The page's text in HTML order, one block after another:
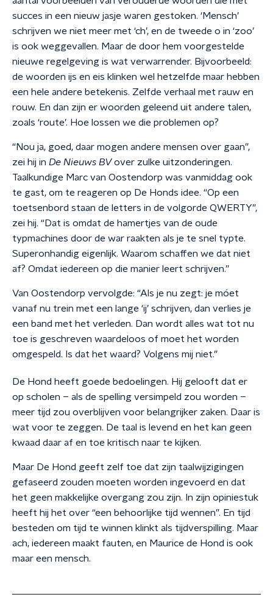
succes in een nieuw jasje waren gestoken. ‘Mensch’
schrijven we niet meer met ‘ch’, en de tweede o in ‘zoo’
is ook weggevallen. Maar de door hem voorgestelde
nieuwe regelgeving is wat verwarrender. Bijvoorbeeld:
de woorden ijs en eis klinken wel hetzelfde maar hebben
een hele andere betekenis. Zelfde verhaal met rauw en
rouw. En dan zijn er woorden geleend uit andere talen,
zoals ‘route’. Hoe lossen we die problemen op?
“Nou ja, goed, daar mogen andere mensen over gaan”,
zei hij in De Nieuws BVover zulke uitzonderingen.
Taalkundige Marc van Oostendorp was vanmiddag ook
te gast, om te reageren op De Honds idee. “Op een
toetsenbord staan de letters in de volgorde QWERTY”,
zei hij. “Dat is omdat de hamertjes van de oude
typmachines door de war raakten als je te snel typte.
Superonhandig eigenlijk. Waarom schaffen we dat niet
af? Omdat iedereen op die manier leert schrijven.”
Van Oostendorp vervolgde: “Als je nu zegt: je móet
vanaf nu trein met een lange ‘ij’ schrijven, dan verlies je
een band met het verleden. Dan wordt alles wat tot nu
toe is geschreven waardeloos of moet het worden
omgespeld. Is dat het waard? Volgens mij niet.”
De Hond heeft goede bedoelingen. Hij gelooft dat er
op scholen – als de spelling versimpeld zou worden –
meer tijd zou overblijven voor belangrijker zaken. Daar is
wat voor te zeggen. De taal is levend en het kan geen
kwaad daar af en toe kritisch naar te kijken.
Maar De Hond geeft zelf toe dat zijn taalwijzigingen
gefaseerd zouden moeten worden ingevoerd en dat
het geen makkelijke overgang zou zijn. In zijn opiniestuk
heeft hij het over “een behoorlijke tijd wennen”. En tijd
besteden om tijd te winnen klinkt als tijdverspilling. Maar
ach, iedereen maakt fauten, en Maurice de Hond is ook
maar een mensch.